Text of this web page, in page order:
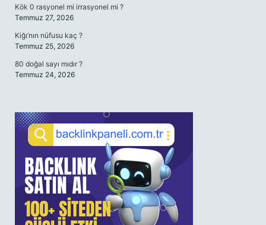
Kök 0 rasyonel mi irrasyonel mi ?
Temmuz 27, 2026
Kiğı’nın nüfusu kaç ?
Temmuz 25, 2026
80 doğal sayı mıdır ?
Temmuz 24, 2026